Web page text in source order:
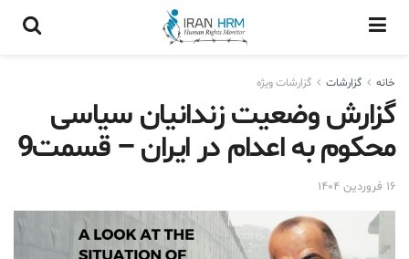
خانه گزارشات گزارشات ويژه
گزارش وضعیت زندانیان سیاسی
محکوم به اعدام در ایران – قسمت9
۱۶ فروردین ۱۴۰۴